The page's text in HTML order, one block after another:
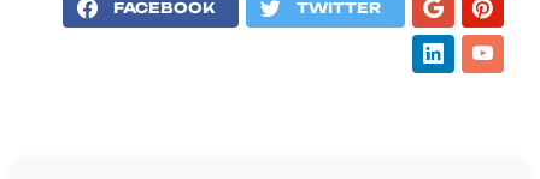
FACEBOOK TWITTER